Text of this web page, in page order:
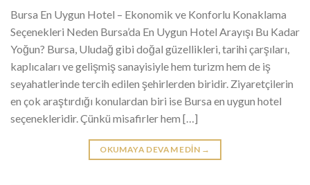
Bursa En Uygun Hotel – Ekonomik ve Konforlu Konaklama
Seçenekleri Neden Bursa’da En Uygun Hotel Arayışı Bu Kadar
Yoğun? Bursa, Uludağ gibi doğal güzellikleri, tarihi çarşıları,
kaplıcaları ve gelişmiş sanayisiyle hem turizm hem de iş
seyahatlerinde tercih edilen şehirlerden biridir. Ziyaretçilerin
en çok araştırdığı konulardan biri ise Bursa en uygun hotel
seçenekleridir. Çünkü misafirler hem […]
OKUMAYA DEVAM EDIN →